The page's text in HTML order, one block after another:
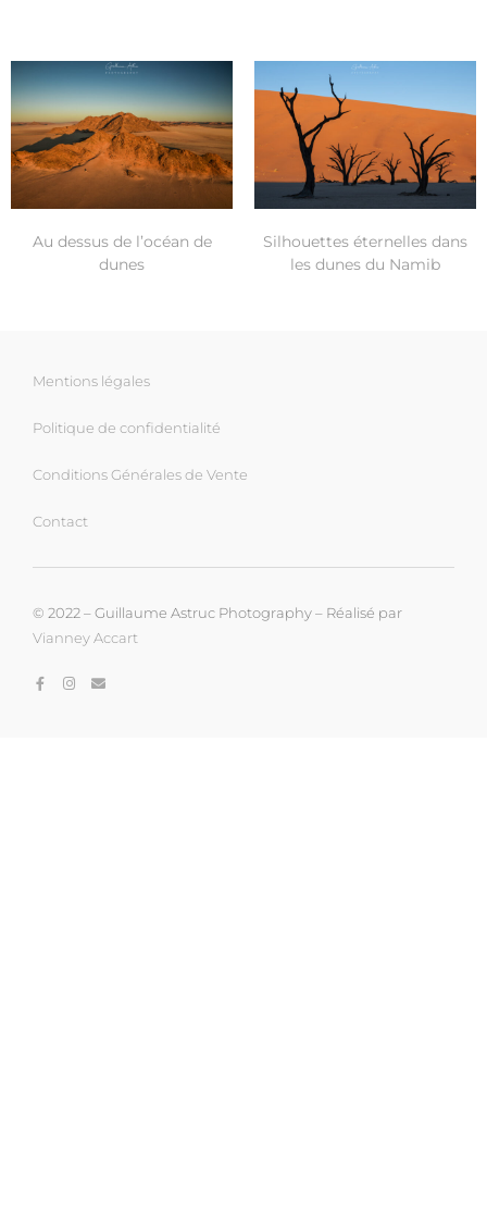
Au dessus de l’océan de
dunes
Silhouettes éternelles dans
les dunes du Namib
Mentions légales
Politique de confidentialité
Conditions Générales de Vente
Contact
© 2022 – Guillaume Astruc Photography – Réalisé par
Vianney Accart